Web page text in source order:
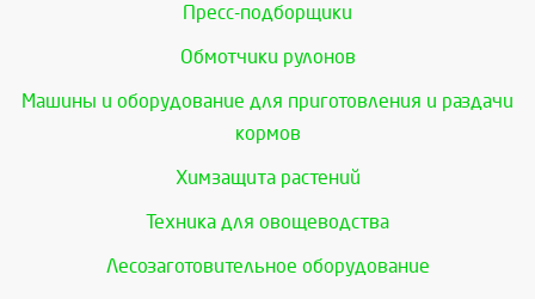
Пресс-подборщики
Обмотчики рулонов
Машины и оборудование для приготовления и раздачи
кормов
Химзащита растений
Техника для овощеводства
Лесозаготовительное оборудование